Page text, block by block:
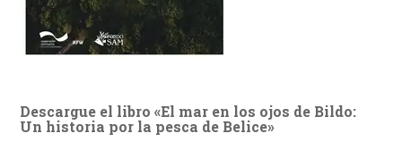
Descargue el libro «El mar en los ojos de Bildo:
Un historia por la pesca de Belice»